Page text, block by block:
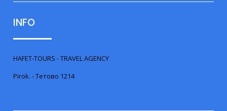
INFO
HAFET-TOURS - TRAVEL AGENCY
Pirok. - Тетово 1214